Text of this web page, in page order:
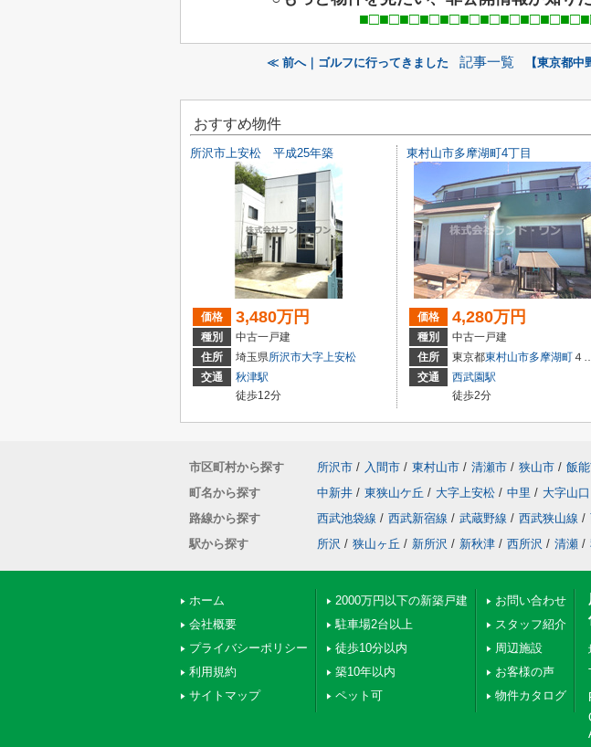
≪ 前へ｜ゴルフに行ってきました 記事一覧 【東京都
おすすめ物件
所沢市上安松 平成25年築
価格 3,480万円
種別
中古一戸建
住所
埼玉県所沢市大字上安松
交通
秋津駅
徒歩12分
東村山市多摩湖町4丁目
価格 4,280万円
種別
中古一戸建
住所
東京都東村山市多摩湖町４丁目
交通
西武園駅
徒歩2分
市区町村から探す 所沢市 / 入間市 / 東村山市 / 清瀬市 / 狭山市 / 飯
町名から探す
中新井 / 東狭山ケ丘 / 大字上安松 / 中里 / 大字山口
路線から探す
西武池袋線 / 西武新宿線 / 武蔵野線 / 西武狭山線 /
駅から探す
所沢 / 狭山ヶ丘 / 新所沢 / 新秋津 / 西所沢 / 清瀬 /
ホーム
会社概要
プライバシーポリシー
利用規約
サイトマップ
2000万円以下の新築戸建
駐車場2台以上
徒歩10分以内
築10年以内
ペット可
お問い合わせ
スタッフ紹介
周辺施設
お客様の声
物件カタログ